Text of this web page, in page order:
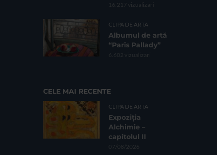
16.217 vizualizari
CLIPA DE ARTA
Albumul de artă
“Paris Pallady”
6.602 vizualizari
CELE MAI RECENTE
CLIPA DE ARTA
Expoziția
Alchimie –
capitolul II
07/08/2026